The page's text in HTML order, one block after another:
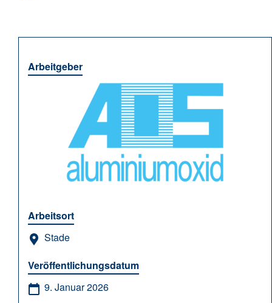
Arbeitgeber
Arbeitsort
Stade
Veröffentlichungsdatum
9. Januar 2026